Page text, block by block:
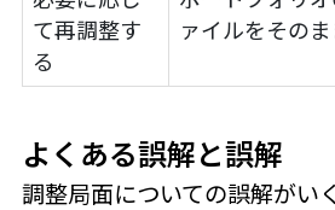
て再調整す
る
ァイルをそのま
よくある誤解と誤解
調整局面についての誤解がい